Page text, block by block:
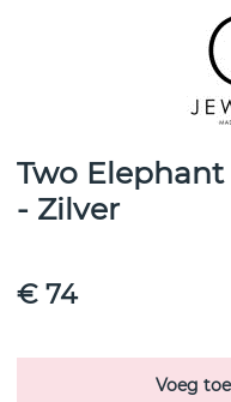
Two
- Zilver
€ 74
Voeg